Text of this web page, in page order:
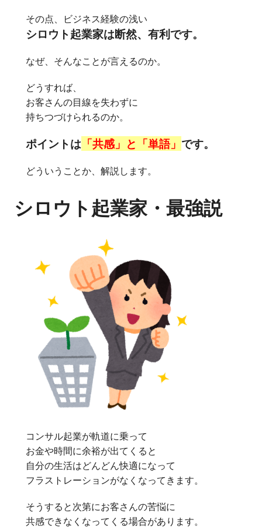
その点、ビジネス経験の浅い
シロウト起業家は断然、有利です。
なぜ、そんなことが言えるのか。
どうすれば、
お客さんの目線を失わずに
持ちつづけられるのか。
ポイントは「共感」と「単語」 です。
どういうことか、解説します。
シロウト起業家・最強説
コンサル起業が軌道に乗って
お金や時間に余裕が出てくると
自分の生活はどんどん快適になって
フラストレーションがなくなってきます。
そうすると次第にお客さんの苦悩に
共感できなくなってくる場合があります。